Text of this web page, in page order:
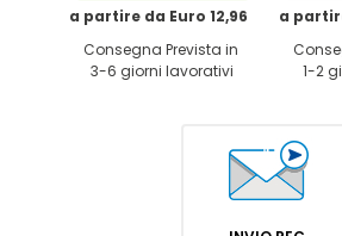
a partire da Euro 12,96
Consegna Prevista in
3-6 giorni lavorativi
a
1-2